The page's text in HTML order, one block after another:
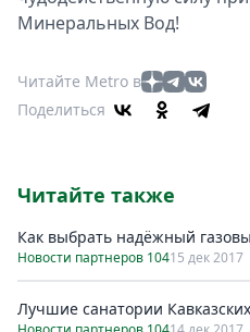
Минеральных Вод!
Читайте Metro в
Поделиться
Читайте также
Как выбрать надёжный
Новости партнеров 10415 дек 2017
Лучшие санатории